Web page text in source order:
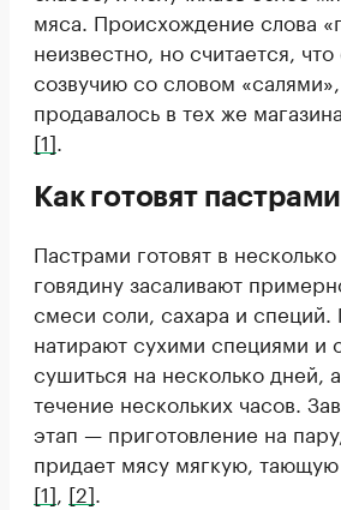
мяса. Происхождение слова
неизвестно, но считается,
созвучию со словом
продавалось в тех же
[1].
Как готовят пастрами
Пастрами готовят в
говядину засаливают
смеси соли, сахара и специй.
натирают сухими специями и
сушиться на несколько дней,
течение нескольких часов.
этап — приготовление на
придает мясу мягкую, тающую
[1], [2].